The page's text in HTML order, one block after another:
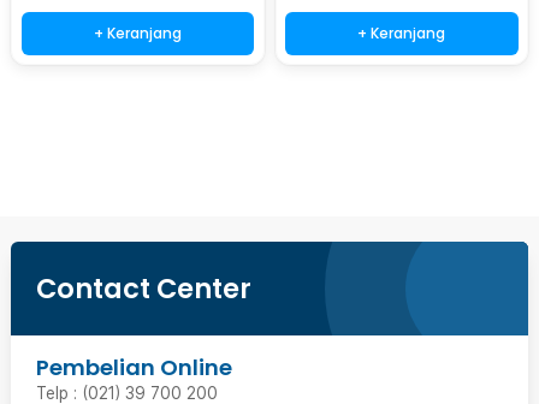
+ Keranjang + Keranjang
Contact Center
Pembelian Online
Telp : (021) 39 700 200